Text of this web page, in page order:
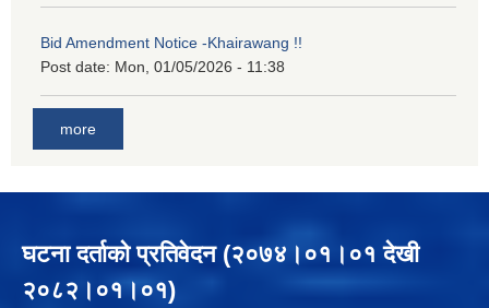
Bid Amendment Notice -Khairawang !!
Post date: Mon, 01/05/2026 - 11:38
more
घटना दर्ताको प्रतिवेदन (२०७४।०१।०१ देखी
२०८२।०१।०१)